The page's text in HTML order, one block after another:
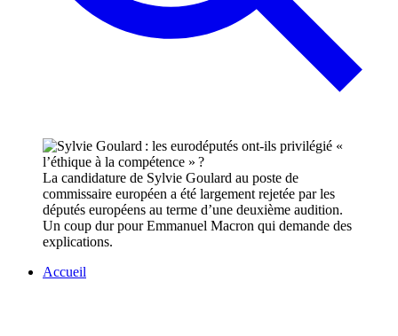
La candidature de Sylvie Goulard au poste de
commissaire européen a été largement rejetée par les
députés européens au terme d’une deuxième audition.
Un coup dur pour Emmanuel Macron qui demande des
explications.
Accueil